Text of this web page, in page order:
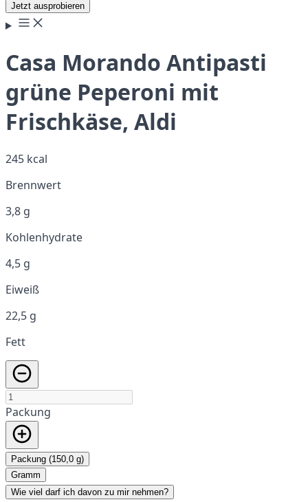
Jetzt ausprobieren
Casa Morando Antipasti
grüne Peperoni mit
Frischkäse, Aldi
245 kcal
Brennwert
3,8 g
Kohlenhydrate
4,5 g
Eiweiß
22,5 g
Fett
Packung
Packung (150,0 g)
Gramm
Wie viel darf ich davon zu mir nehmen?